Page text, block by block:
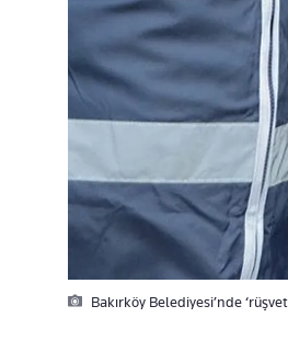
Bakırköy Belediyesi’nde